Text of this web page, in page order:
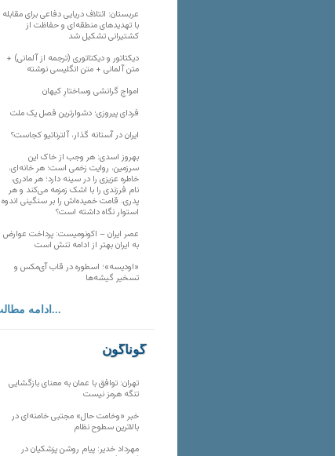
عربستان: ائتلاف دریایی دفاعی برای مقابله
با تهدیدهای منطقه‌ای و حفاظت از
کشتیرانی تشکیل شد
دیکتاتور و دیکتاتوری (ترجمه از آلمانی) +
متن آلمانی + متن انگلیسی نوشته
‌امواجِ گرانشی وساختارِ کیهان
فردای پیروزی؛ دشوارترین فصل یک ملت
ایران در آستانه گذار، آلترناتیو کجاست؟
بهروز اسدی: هر وجب از خاک‌ این
سرزمین، روایت زخمی است؛ هر خانه‌ای،
خاطره عزیزی را در سینه دارد؛ هر مادری،
نام فرزندی را با اشک زمزمه می‌کند و هر
پدری، قامت خمیده‌اش را بر سنگینی اندوه
استوار نگاه داشته است؟
عصر ایران – اکونومیست: پرداخت عوارض
به ایران بهتر از ادامه تنش است
«اودیسه»؛ اسطوره در قاب آی‌مکس و
تسخیر گیشه‌ها
ادامه مطالب...
گوناگون
تهران: توافق با عمان به معنای بازگشایی
تنگه هرمز نیست
خبر «وخامت حال» مجتبی خامنه‌ای در
بالاترین سطوح نظام
مهرداد خدیر: پیام روشن پزشکیان در